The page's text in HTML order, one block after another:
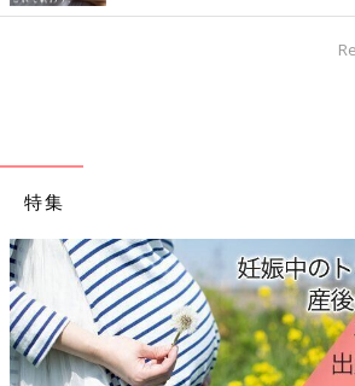
・医師などに対する謝礼や心づけ
・人間ドック、健康診断の費用（治療が必
確定申告をする方法
特集